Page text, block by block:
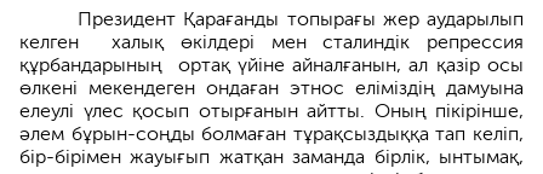
Президент Қарағанды топырағы жер аударылып
келген халық өкілдері мен сталиндік репрессия
құрбандарының ортақ үйіне айналғанын, ал қазір осы
өлкені мекендеген ондаған этнос еліміздің дамуына
елеулі үлес қосып отырғанын айтты. Оның пікірінше,
әлем бұрын-соңды болмаған тұрақсыздыққа тап келіп,
бір-бірімен жауығып жатқан заманда бірлік, ынтымақ,